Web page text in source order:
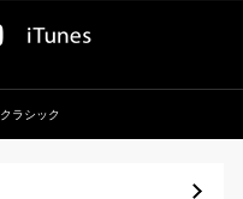
クラシック